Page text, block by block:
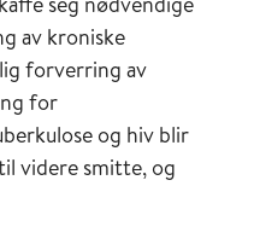
av kroniske
forverring av
for
og hiv blir
videre smitte, og